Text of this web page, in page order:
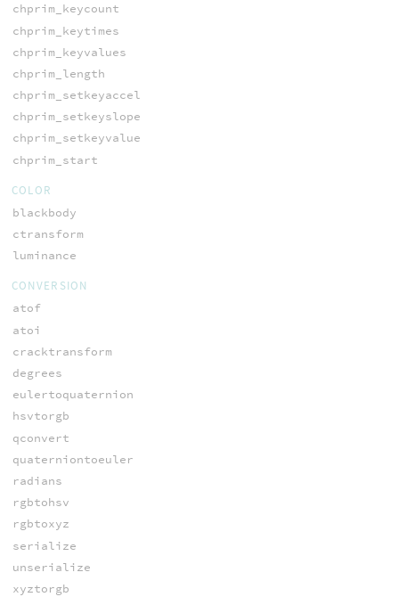
chprim_keycount
chprim_keytimes
chprim_keyvalues
chprim_length
chprim_setkeyaccel
chprim_setkeyslope
chprim_setkeyvalue
chprim_start
COLOR
blackbody
ctransform
luminance
CONVERSION
atof
atoi
cracktransform
degrees
eulertoquaternion
hsvtorgb
qconvert
quaterniontoeuler
radians
rgbtohsv
rgbtoxyz
serialize
unserialize
xyztorgb